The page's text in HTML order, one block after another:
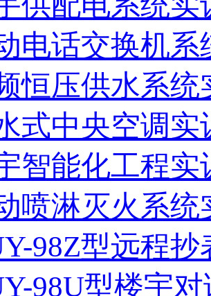
电话交换机
恒压供水系统
式中央空调实
智能化工程实
喷淋灭火系统
98Z型远程
98U型楼宇